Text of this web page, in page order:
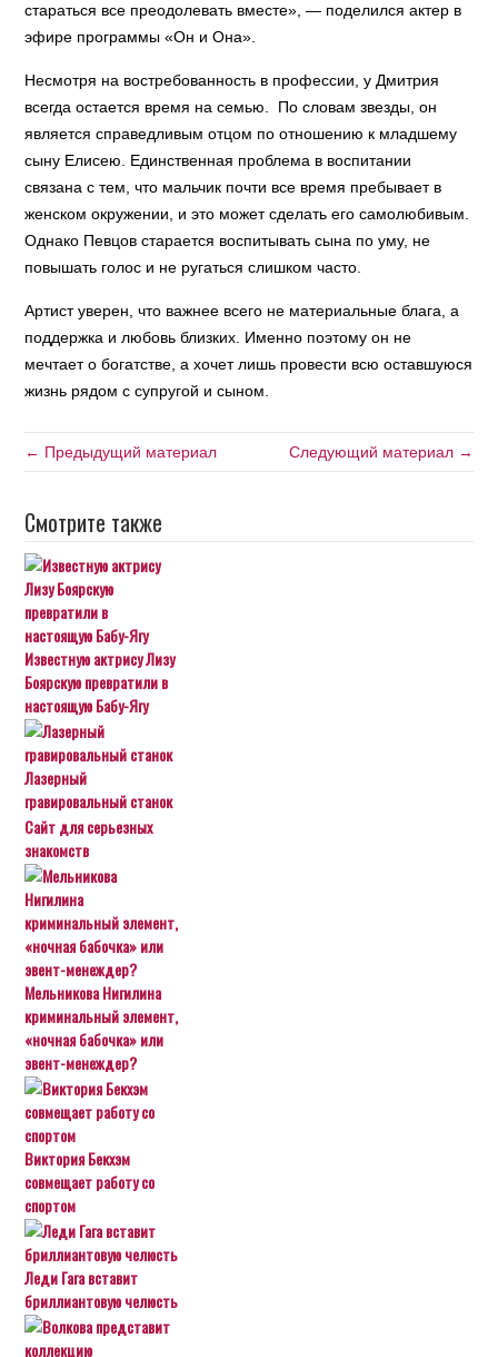
стараться все преодолевать вместе», — поделился актер в
эфире программы «Он и Она».
Несмотря на востребованность в профессии, у Дмитрия
всегда остается время на семью. По словам звезды, он
является справедливым отцом по отношению к младшему
сыну Елисею. Единственная проблема в воспитании
связана с тем, что мальчик почти все время пребывает в
женском окружении, и это может сделать его самолюбивым.
Однако Певцов старается воспитывать сына по уму, не
повышать голос и не ругаться слишком часто.
Артист уверен, что важнее всего не материальные блага, а
поддержка и любовь близких. Именно поэтому он не
мечтает о богатстве, а хочет лишь провести всю оставшуюся
жизнь рядом с супругой и сыном.
← Предыдущий материал Следующий материал →
Смотрите также
Известную актрису Лизу
Боярскую превратили в
настоящую Бабу-Ягу
Лазерный
гравировальный станок
Сайт для серьезных
знакомств
Мельникова Нигилина
криминальный элемент,
«ночная бабочка» или
эвент-менеждер?
Виктория Бекхэм
совмещает работу со
спортом
Леди Гага вставит
бриллиантовую челюсть